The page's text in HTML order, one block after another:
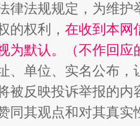
荒背后
律法规规定，为维
的权利， 在收到本网
为默认。（不作回应
、单位、实名公布
被反映投诉举报的
同其观点和对其真实